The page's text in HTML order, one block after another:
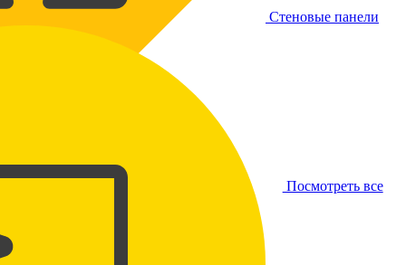
Посмотреть все
Стеновые панели